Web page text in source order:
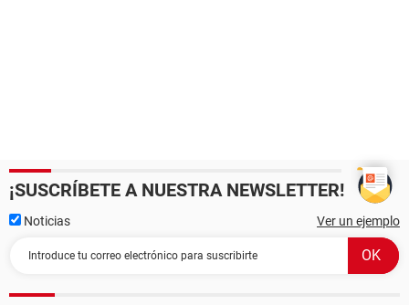
¡SUSCRÍBETE A NUESTRA NEWSLETTER!
Noticias Ver un ejemplo